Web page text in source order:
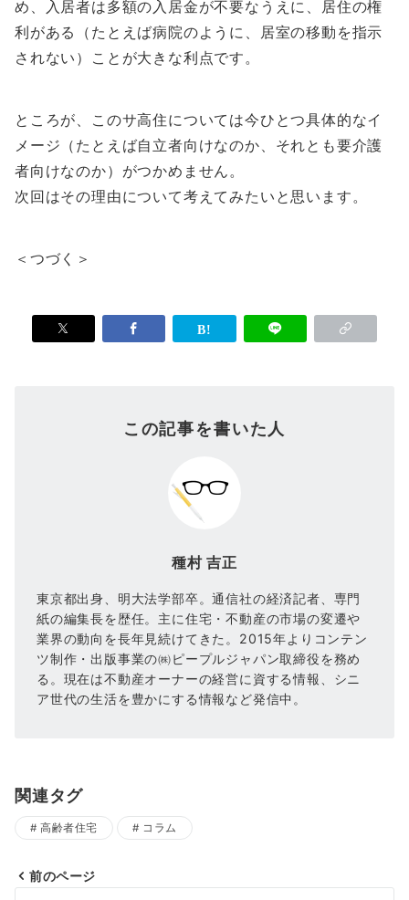
め、入居者は多額の入居金が不要なうえに、 居住の権
利がある（たとえば病院のように、居室の移動を指示
されない） ことが大きな利点です。
ところが、このサ高住については今ひとつ具体的なイ
メージ（たとえば自立者向けなのか、それとも要介護
者向けなのか）がつかめません。
次回はその理由について考えてみたいと思います。
＜つづく＞
この記事を書いた人
種村 吉正
東京都出身、明大法学部卒。通信社の経済記者、専門
紙の編集長を歴任。主に住宅・不動産の市場の変遷や
業界の動向を長年見続けてきた。2015年よりコンテン
ツ制作・出版事業の㈱ピープルジャパン取締役を務め
る。現在は不動産オーナーの経営に資する情報、シニ
ア世代の生活を豊かにする情報など発信中。
関連タグ
高齢者住宅 コラム
前のページ